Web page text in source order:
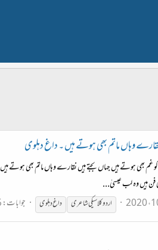
وہاں ماتم بھی ہوتے ہیں ۔ داغ دہلوی
غم بھی ہوتے ہیں جہاں بجتے ہیں نقارے وہاں ماتم بھی
ہیں وہ لب عیسیٰ...
اردو کلاسیکی شاعری داغدہلوی جوابات: 5